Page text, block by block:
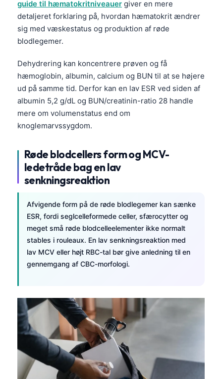
guide til hæmatokritniveauer giver en mere
detaljeret forklaring på, hvordan hæmatokrit ændrer
sig med væskestatus og produktion af røde
blodlegemer.
Dehydrering kan koncentrere prøven og få
hæmoglobin, albumin, calcium og BUN til at se højere
ud på samme tid. Derfor kan en lav ESR ved siden af
albumin 5,2 g/dL og BUN/creatinin-ratio 28 handle
mere om volumenstatus end om
knoglemarvssygdom.
Røde blodcellers form og MCV-
ledetråde bag en lav
senkningsreaktion
Afvigende form på de røde blodlegemer kan sænke
ESR, fordi seglcelleformede celler, sfærocytter og
meget små røde blodcelleelementer ikke normalt
stables i rouleaux. En lav senkningsreaktion med
lav MCV eller højt RBC-tal bør give anledning til en
gennemgang af CBC-morfologi.